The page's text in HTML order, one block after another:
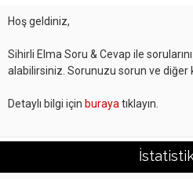
Hoş geldiniz,
Sihirli Elma Soru & Cevap ile
alabilirsiniz. Sorunuzu sorun ve diğer
Detaylı bilgi için buraya tıklayın.